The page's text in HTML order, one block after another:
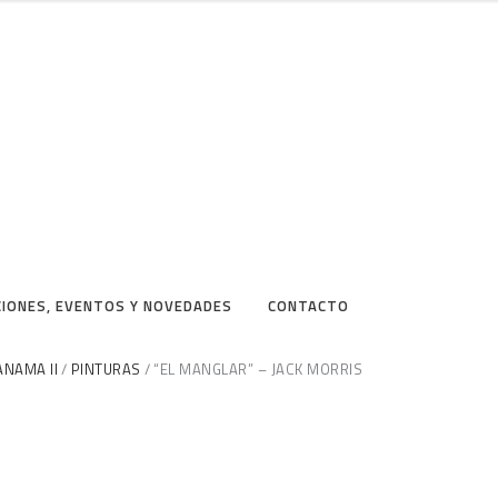
EVENTOS Y NOVEDADES CONTACTO
II PINTURAS “EL MANGLAR” – JACK MORRIS